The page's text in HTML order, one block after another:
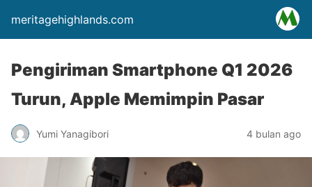
meritagehighlands.com
Pengiriman Smartphone Q1 2026
Turun, Apple Memimpin Pasar
Yumi Yanagibori 4 bulan ago